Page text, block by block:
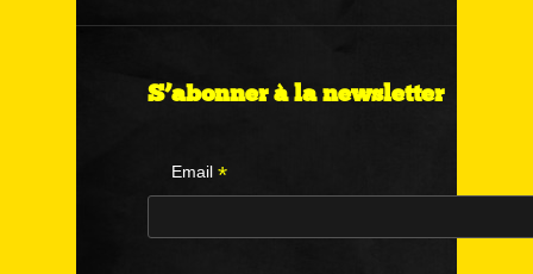
S’abonner à la newsletter
Email *